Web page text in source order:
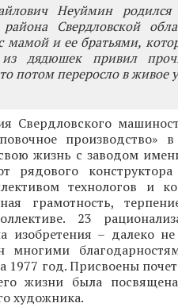
Неуймин
района Свердловской
мамой и ее братьями,
дядюшек привил
потом переросло в живое
Свердловского
жизнь с заводом
рядового
технологов и
грамотность,
23
изобретения – далеко
многими
1977 год. Присвоены
жизни была
художника.